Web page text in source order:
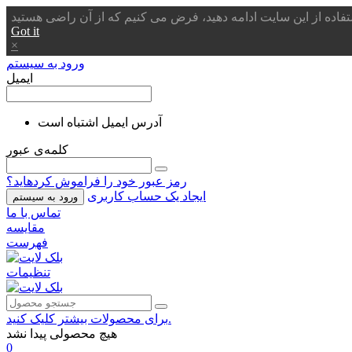
Got it
×
ورود به سیستم
ایمیل
آدرس ایمیل اشتباه است
کلمه‌ی عبور
رمز عبور خود را فراموش کردهاید؟
ورود به سیستم
ایجاد یک حساب کاربری
تماس با ما
مقایسه
فهرست
تنظیمات
برای محصولات بیشتر کلیک کنید.
هیچ محصولی پیدا نشد
0